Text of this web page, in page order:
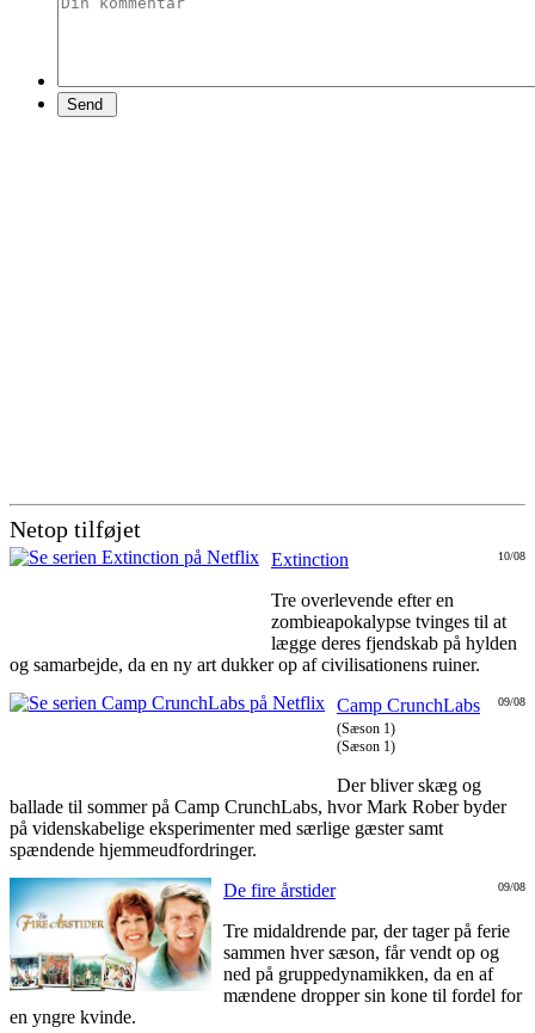
Netop tilføjet
10/08
Extinction
Tre overlevende efter en
zombieapokalypse tvinges til at
lægge deres fjendskab på hylden
og samarbejde, da en ny art dukker op af civilisationens ruiner.
09/08
Camp CrunchLabs
(Sæson 1)
(Sæson 1)
Der bliver skæg og
ballade til sommer på Camp CrunchLabs, hvor Mark Rober byder
på videnskabelige eksperimenter med særlige gæster samt
spændende hjemmeudfordringer.
09/08
De fire årstider
Tre midaldrende par, der tager på ferie
sammen hver sæson, får vendt op og
ned på gruppedynamikken, da en af
mændene dropper sin kone til fordel for
en yngre kvinde.